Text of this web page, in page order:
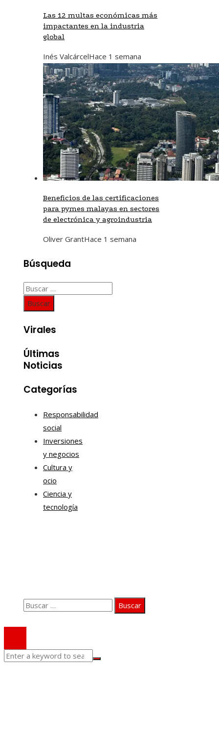
Las 12 multas económicas más
impactantes en la industria
global
Inés ValcárcelHace 1 semana
Beneficios de las certificaciones
para pymes malayas en sectores
de electrónica y agroindustria
Oliver GrantHace 1 semana
Búsqueda
Buscar:
Virales
Últimas
Noticias
Categorías
Responsabilidad
social
Inversiones
y negocios
Cultura y
ocio
Ciencia y
tecnología
Buscar: